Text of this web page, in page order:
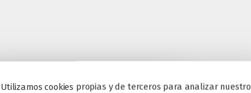
Utilizamos cookies propias y de terceros para analizar nuestro